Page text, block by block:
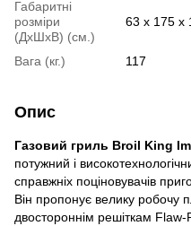
Габаритні
розміри
(ДхШхВ) (см.)
63 х 175 х
Вага (кг.) 117
Опис
Газовий гриль Broil King
потужний і
справжніх поціновувачів
Він пропонує велику робочу
двостороннім решіткам